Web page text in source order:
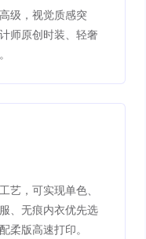
级，视觉质感突
师原创时装、轻奢
艺，可实现单色、
、无痕内衣优先选
柔版高速打印。